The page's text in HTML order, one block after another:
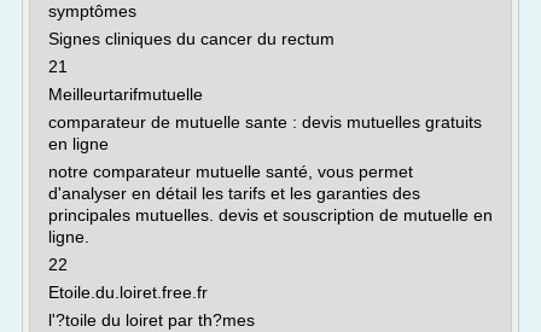
symptômes
Signes cliniques du cancer du rectum
21
Meilleurtarifmutuelle
comparateur de mutuelle sante : devis mutuelles gratuits
en ligne
notre comparateur mutuelle santé, vous permet
d'analyser en détail les tarifs et les garanties des
principales mutuelles. devis et souscription de mutuelle en
ligne.
22
Etoile.du.loiret.free.fr
l'?toile du loiret par th?mes